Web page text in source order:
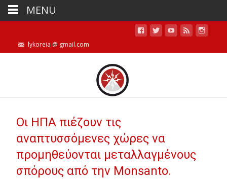
lykoreia @ gmail.com
Οι ΗΠΑ πιέζουν τις
αναπτυσσόμενες χώρες να
προμηθεύονται μεταλλαγμένους
σπόρους από την Monsanto.
MENU